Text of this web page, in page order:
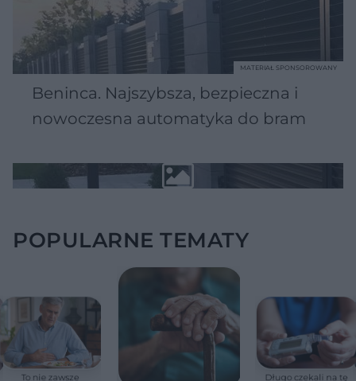
Beninca. Najszybsza, bezpieczna i
nowoczesna automatyka do bram
MATERIAŁ SPONSOROWANY
POPULARNE TEMATY
To nie zawsze
Długo czekali na tę